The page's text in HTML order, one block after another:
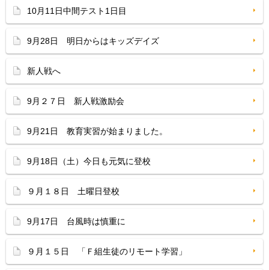
10月11日中間テスト1日目
9月28日 明日からはキッズデイズ
新人戦へ
9月２７日 新人戦激励会
9月21日 教育実習が始まりました。
9月18日（土）今日も元気に登校
９月１８日 土曜日登校
9月17日 台風時は慎重に
９月１５日 「Ｆ組生徒のリモート学習」